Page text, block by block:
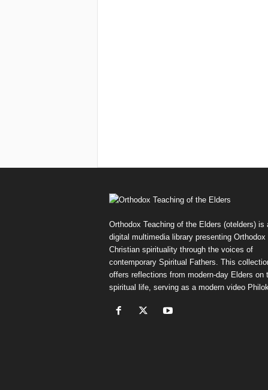
Orthodox Teaching of the Elders (otelders) is
digital multimedia library presenting Orthodox
Christian spirituality through the voices of
contemporary Spiritual Fathers. This
offers reflections from modern-day Elders on
spiritual life, serving as a modern video